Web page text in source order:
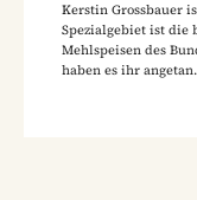
Kerstin Grossbauer
Spezialgebiet ist die
Mehlspeisen des
haben es ihr angetan.